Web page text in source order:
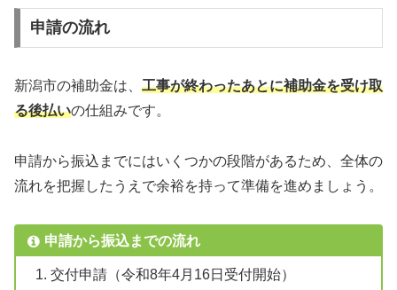
申請の流れ
新潟市の補助金は、 工事が終わったあとに補助金を受け取
る後払いの仕組みです。
申請から振込までにはいくつかの段階があるため、全体の
流れを把握したうえで余裕を持って準備を進めましょう。
申請から振込までの流れ
交付申請（令和8年4月16日受付開始）